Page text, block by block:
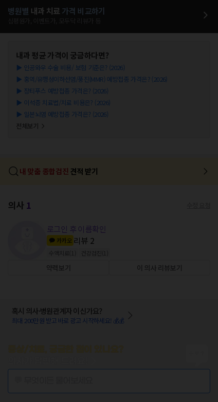
병원별 내과 치료 가격 비교하기
내과 평균 가격이 궁금하다면?
▶ 인공와우 수술 비용/ 보험 기준은? (2026)
▶ 홍역/유행성이하선염/풍진(MMR) 예방접종 가격은? (2026)
▶ 장티푸스 예방접종 가격은? (2026)
▶ 이석증 치료법/치료 비용은? (2026)
▶ 일본뇌염 예방접종 가격은? (2026)
전체보기
내 맞춤 종합검진 견적 받기
의사 1
로그인 후 이름확인
카카오 리뷰 2
수액치료 건강검진
약력보기 이 의사 리뷰보기
혹시 의사·병원관계자 이신가요?
최대 200만원 받고 바로 광고 시작하세요! 💰💰